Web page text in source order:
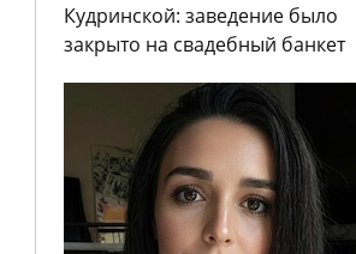
Кудринской: заведение было
закрыто на свадебный банкет